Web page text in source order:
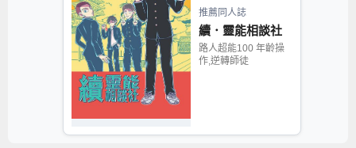
推薦同人誌
續．靈能相談社
路人超能100 年齡操
作,逆轉師徒